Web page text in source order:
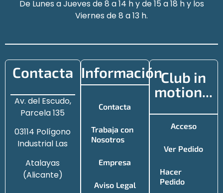
De Lunes a Jueves de 8 a 14 h y de 15 a 18 h y los
Viernes de 8 a 13 h.
Contacta
Av. del Escudo,
Parcela 135
03114 Polígono
Industrial Las
Atalayas
(Alicante)
Información
Contacta
Trabaja con
Nosotros
Empresa
Aviso Legal
Club in
motion...
Acceso
Ver Pedido
Hacer
Pedido